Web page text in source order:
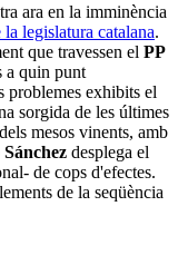
ara en la imminència
la legislatura catalana.
que travessen el PP
a quin punt
problemes exhibits el
sorgida de les últimes
mesos vinents, amb
desplega el
de cops d'efectes.
de la seqüència